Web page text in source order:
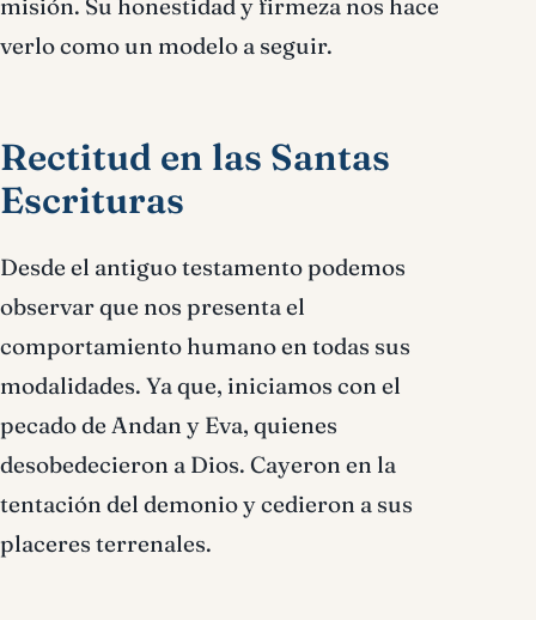
misión. Su honestidad y firmeza nos hace
verlo como un modelo a seguir.
Rectitud en las Santas
Escrituras
Desde el antiguo testamento podemos
observar que nos presenta el
comportamiento humano en todas sus
modalidades. Ya que, iniciamos con el
pecado de Andan y Eva, quienes
desobedecieron a Dios. Cayeron en la
tentación del demonio y cedieron a sus
placeres terrenales.